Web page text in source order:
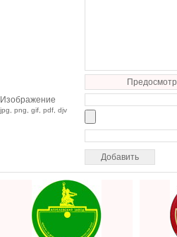
Предосмотр
Изображение
jpg, png, gif, pdf, djv